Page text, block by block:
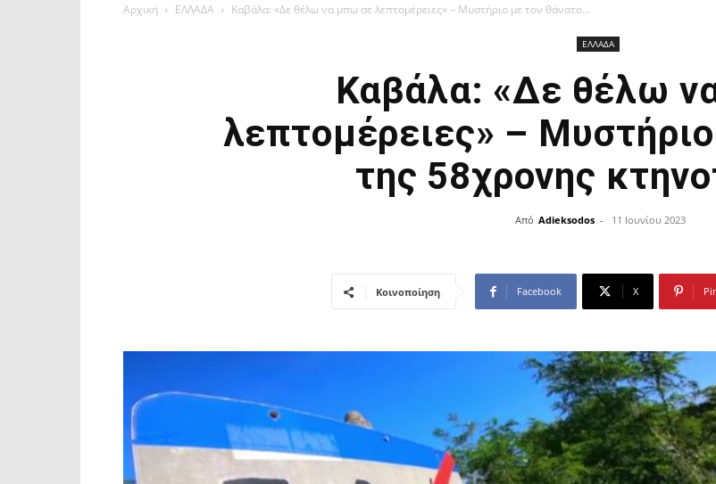
Αρχική ΕΛΛΑΔΑ Καβάλα: «Δε θέλω να μπω σε λεπτομέρειες» – Μυστήριο με τον θάνατο...
ΕΛΛΑΔΑ
Καβάλα: «Δε θέλω
λεπτομέρειες» –
της 58χρονης
Από Adieksodos - 11 Ιουνίου 2023
Κοινοποίηση Facebook X